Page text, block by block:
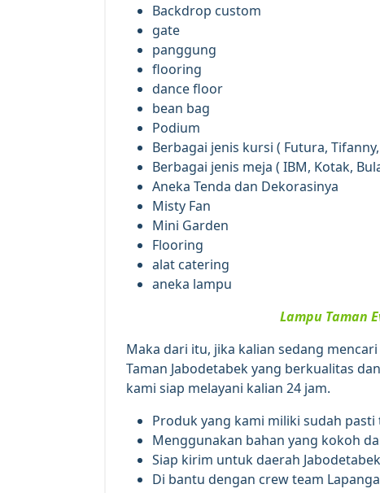
Backdrop custom
gate
panggung
flooring
dance floor
bean bag
Podium
Berbagai jenis kursi ( Futura,
Berbagai jenis meja ( IBM, Kotak,
Aneka Tenda dan Dekorasinya
Misty Fan
Mini Garden
Flooring
alat catering
aneka lampu
Lampu Taman
Maka dari itu, jika kalian sedang
Taman Jabodetabek yang berkualitas
kami siap melayani kalian 24 jam.
Produk yang kami miliki sudah
Menggunakan bahan yang kokoh
Siap kirim untuk daerah
Di bantu dengan crew team